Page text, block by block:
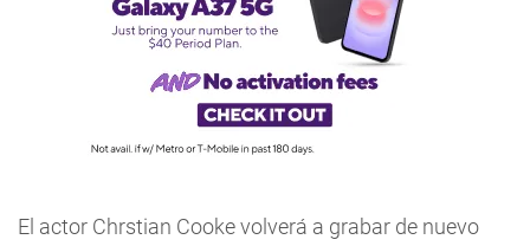
El actor Chrstian Cooke volverá a grabar de nuevo